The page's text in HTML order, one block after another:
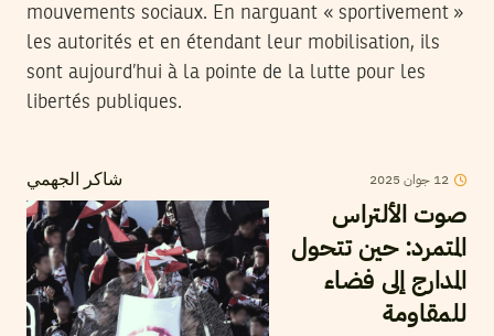
mouvements sociaux. En narguant « sportivement »
les autorités et en étendant leur mobilisation, ils
sont aujourd’hui à la pointe de la lutte pour les
libertés publiques.
شاكر الجهمي 12 جوان 2025
صوت الألتراس
المتمرد: حين تتحول
المدارج إلى فضاء
للمقاومة